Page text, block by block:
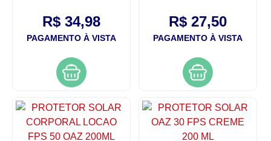
R$ 34,98
PAGAMENTO À VISTA
R$ 27,50
PAGAMENTO À VISTA